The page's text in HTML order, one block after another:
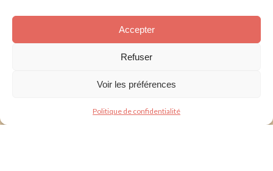
Accepter
Refuser
Voir les préférences
Politique de confidentialité